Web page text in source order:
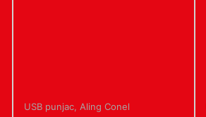
USB punjac, Aling Conel